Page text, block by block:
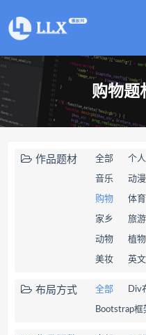
购物题
作品题材 全部 个人
音乐 动漫
购物 体育
家乡 旅游
动物 植物
美妆 英文
布局方式 全部 Div
Bootstrap框